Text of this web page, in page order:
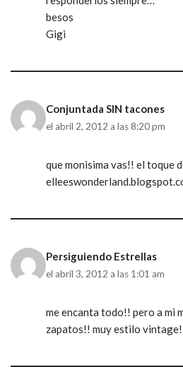
besos
Gigi
Conjuntada SIN tacones
el abril 2, 2012 a las 8:20 pm
que monisima vas!! el toque
Persiguiendo Estrellas
el abril 3, 2012 a las 1:01 am
me encanta todo!! pero a mi
zapatos!! muy estilo